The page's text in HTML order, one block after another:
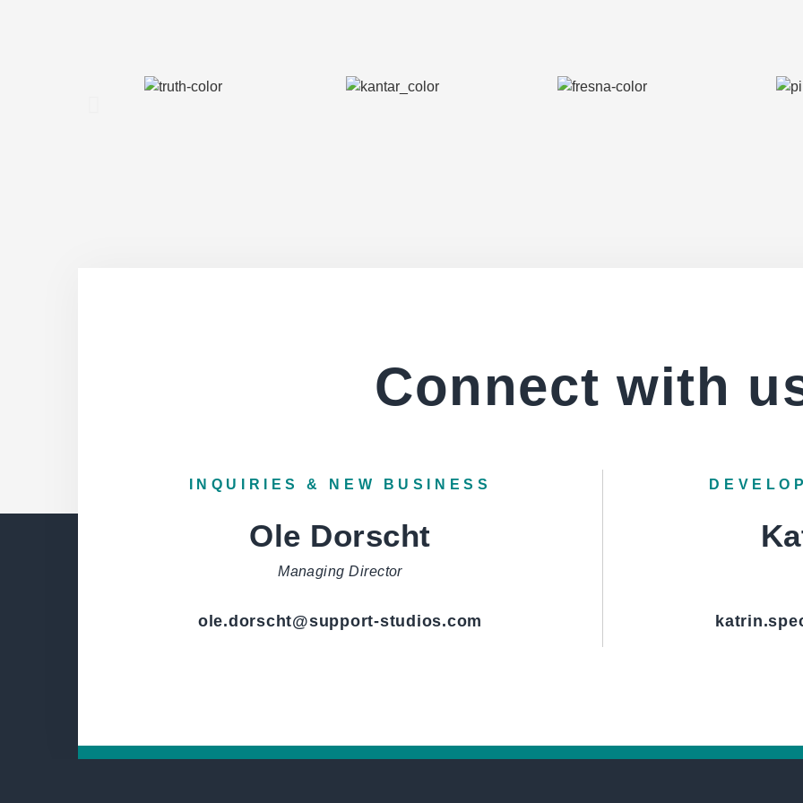
Connect with
INQUIRIES & NEW BUSINESS
Ole Dorscht
Managing Director
ole.dorscht@support-studios.com